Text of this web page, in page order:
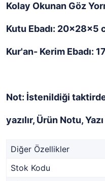
Kolay Okunan Göz
Kutu Ebadı: 20x28x5
Kur'an- Kerim Ebadı:
Not: İstenildiği
yazılır, Ürün Notu,
Diğer Özellikler
Stok Kodu